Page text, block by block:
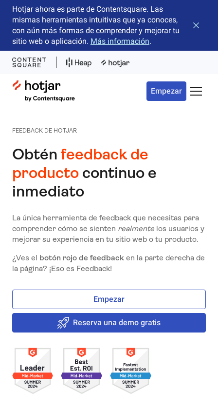
Hotjar ahora es parte de Contentsquare. Las
mismas herramientas intuitivas que ya conoces,
con aún más formas de comprender y mejorar tu
sitio web o aplicación. Más información.
Cerrar
Hotjar Logo
Empezar Menú
FEEDBACK DE HOTJAR
Obtén feedback de
productocontinuo e
inmediato
La única herramienta de feedback que necesitas para
comprender cómo se sienten realmentelos usuarios y
mejorar su experiencia en tu sitio web o tu producto.
¿Ves el botón rojo de feedbacken la parte derecha de
la página? ¡Eso es Feedback!
Empezar
Reserva una demo gratis